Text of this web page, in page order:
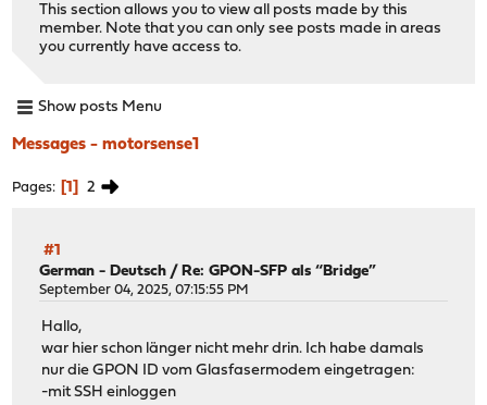
This section allows you to view all posts made by this
member. Note that you can only see posts made in areas
you currently have access to.
Show posts Menu
Messages - motorsense1
Pages 1 2
#1
German - Deutsch / Re: GPON-SFP als “Bridge”
September 04, 2025, 07:15:55 PM
Hallo,
war hier schon länger nicht mehr drin. Ich habe damals
nur die GPON ID vom Glasfasermodem eingetragen:
-mit SSH einloggen